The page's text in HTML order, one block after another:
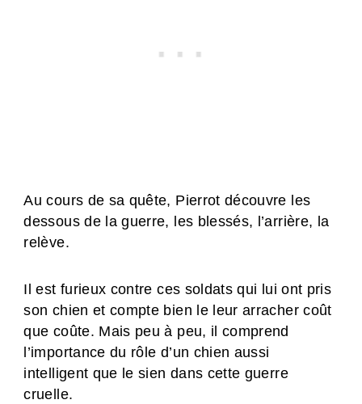
Au cours de sa quête, Pierrot découvre les
dessous de la guerre, les blessés, l’arrière, la
relève.
Il est furieux contre ces soldats qui lui ont pris
son chien et compte bien le leur arracher coût
que coûte. Mais peu à peu, il comprend
l’importance du rôle d’un chien aussi
intelligent que le sien dans cette guerre
cruelle.